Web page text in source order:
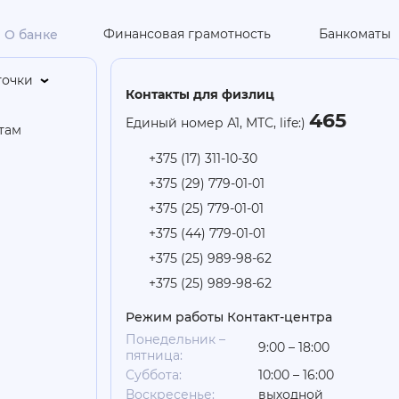
О банке Финансовая грамотность Банкоматы
Контакты для физлиц
Единый номер А1, МТС, life:)465
+375 (17) 311-10-30
+375 (29) 779-01-01
+375 (25) 779-01-01
+375 (44) 779-01-01
+375 (25) 989-98-62
+375 (25) 989-98-62
Режим работы Контакт-центра
Понедельник –
пятница:
9:00 – 18:00
Суббота:
10:00 – 16:00
Воскресенье:
выходной